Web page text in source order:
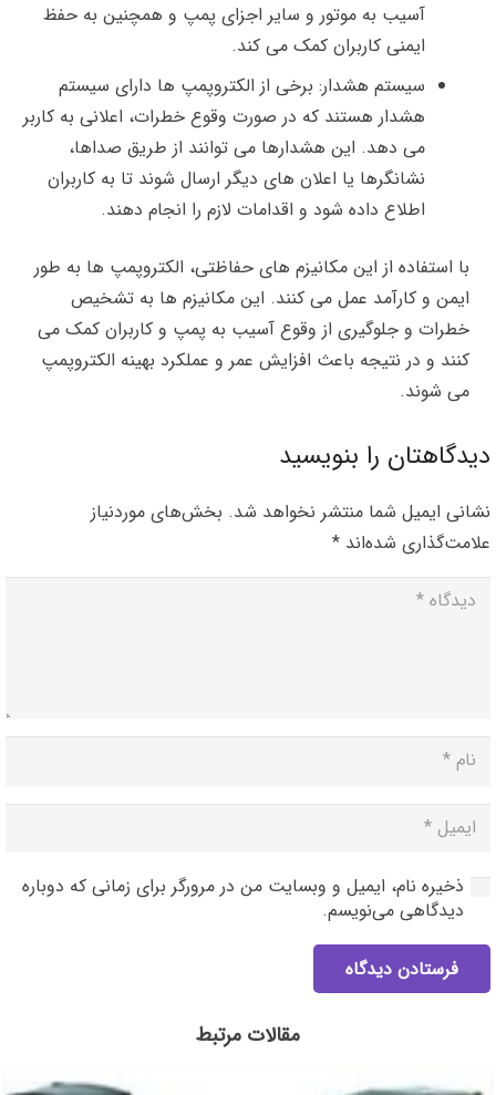
آسیب به موتور و سایر اجزای پمپ و همچنین به حفظ
ایمنی کاربران کمک می کند.
سیستم هشدار: برخی از الکتروپمپ ها دارای سیستم
هشدار هستند که در صورت وقوع خطرات، اعلانی به کاربر
می دهد. این هشدارها می توانند از طریق صداها،
نشانگرها یا اعلان های دیگر ارسال شوند تا به کاربران
اطلاع داده شود و اقدامات لازم را انجام دهند.
با استفاده از این مکانیزم های حفاظتی، الکتروپمپ ها به طور
ایمن و کارآمد عمل می کنند. این مکانیزم ها به تشخیص
خطرات و جلوگیری از وقوع آسیب به پمپ و کاربران کمک می
کنند و در نتیجه باعث افزایش عمر و عملکرد بهینه الکتروپمپ
می شوند.
دیدگاهتان را بنویسید
نشانی ایمیل شما منتشر نخواهد شد. بخش‌های موردنیاز
علامت‌گذاری شده‌اند *
ذخیره نام، ایمیل و وبسایت من در مرورگر برای زمانی که دوباره
دیدگاهی می‌نویسم.
فرستادن دیدگاه
مقالات مرتبط